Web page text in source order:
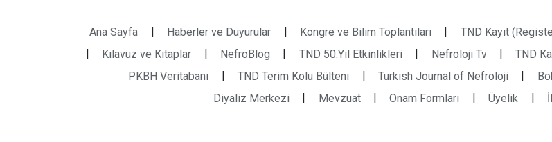
Ana Sayfa | Haberler ve Duyurular | Kongre ve Bilim Toplantıları | TND Kayıt
|
Kılavuz ve Kitaplar | NefroBlog | TND 50.Yıl Etkinlikleri | Nefroloji Tv | TND
PKBH Veritabanı
| TND Terim Kolu Bülteni | Turkish Journal of Nefroloji |
Diyaliz Merkezi
| Mevzuat | Onam Formları | Üyelik |